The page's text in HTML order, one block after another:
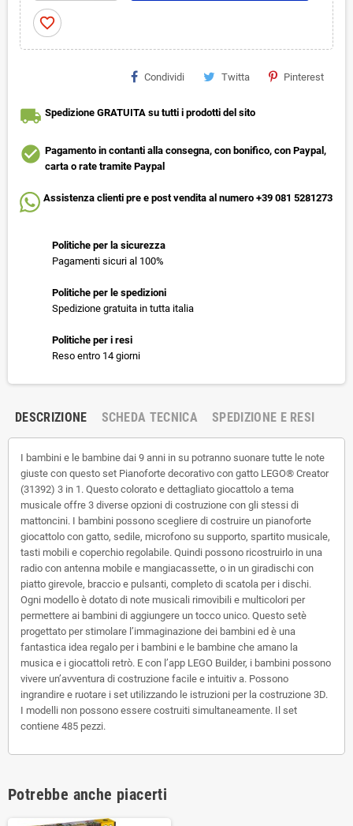
favorite_border
Condividi Twitta Pinterest
local_shipping Spedizione GRATUITA su tutti i prodotti del sito
check_circle Pagamento in contanti alla consegna, con bonifico, con Paypal,
carta o rate tramite Paypal
Assistenza clienti pre e post vendita al numero +39 081 5281273
Politiche per la sicurezza
Pagamenti sicuri al 100%
Politiche per le spedizioni
Spedizione gratuita in tutta italia
Politiche per i resi
Reso entro 14 giorni
DESCRIZIONE SCHEDA TECNICA SPEDIZIONE E RESI
I bambini e le bambine dai 9 anni in su potranno suonare tutte le note
giuste con questo set Pianoforte decorativo con gatto LEGO® Creator
(31392) 3 in 1. Questo colorato e dettagliato giocattolo a tema
musicale offre 3 diverse opzioni di costruzione con gli stessi di
mattoncini. I bambini possono scegliere di costruire un pianoforte
giocattolo con gatto, sedile, microfono su supporto, spartito musicale,
tasti mobili e coperchio regolabile. Quindi possono ricostruirlo in una
radio con antenna mobile e mangiacassette, o in un giradischi con
piatto girevole, braccio e pulsanti, completo di scatola per i dischi.
Ogni modello è dotato di note musicali rimovibili e multicolori per
permettere ai bambini di aggiungere un tocco unico. Questo setè
progettato per stimolare l’immaginazione dei bambini ed è una
fantastica idea regalo per i bambini e le bambine che amano la
musica e i giocattoli retrò. E con l’app LEGO Builder, i bambini possono
vivere un’avventura di costruzione facile e intuitiv a. Possono
ingrandire e ruotare i set utilizzando le istruzioni per la costruzione 3D.
I modelli non possono essere costruiti simultaneamente. Il set
contiene 485 pezzi.
Potrebbe anche piacerti